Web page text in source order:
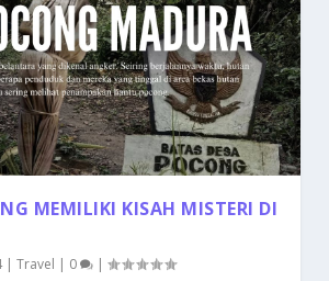
MEMILIKI KISAH MISTERI DI
|Travel | 0 |